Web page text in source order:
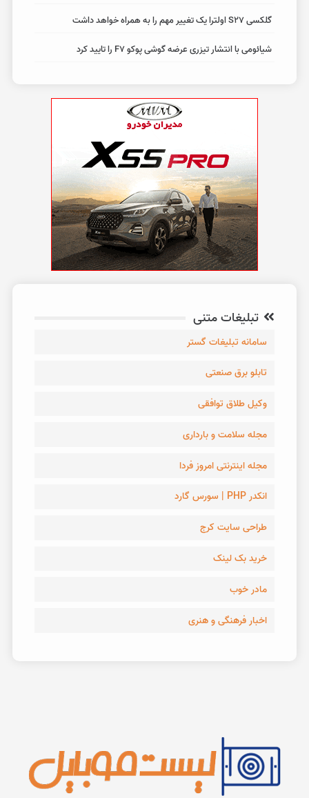
گلکسی S27 اولترا یک تغییر مهم را به همراه خواهد داشت
شیائومی با انتشار تیزری عرضه گوشی پوکو F7 را تایید کرد
تبلیغات متنی
سامانه تبلیغات گستر
تابلو برق صنعتی
وکیل طلاق توافقی
مجله سلامت و بارداری
مجله اینترنتی امروز فردا
انکدر PHP | سورس گارد
طراحی سایت کرج
خرید بک لینک
مادر خوب
اخبار فرهنگی و هنری